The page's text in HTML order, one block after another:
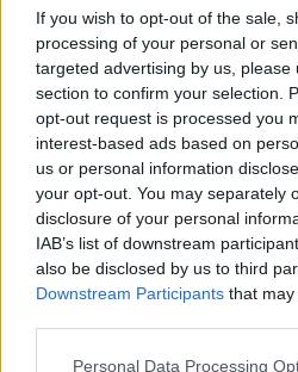
If you wish to opt-out of the sale,
processing of your personal or
targeted advertising by us, please
section to confirm your selection.
opt-out request is processed you
interest-based ads based on
us or personal information
your opt-out. You may separately
disclosure of your personal
IAB’s list of downstream
also be disclosed by us to third
Downstream Participants that
Please note that this website/app
Personal Data Processing
[…]
– Ha haza akarunk találni,
úgy gondoltam, hogyha ide
akkor ezt sem találnánk
esetleg olyasmit találunk,
akkor az a valami, amit
talán az a valami lenne, amit
találunk.”
Igen, ez a passzus az egyik
Micimackó és a taocímű
hagyjuk most az árkot, az